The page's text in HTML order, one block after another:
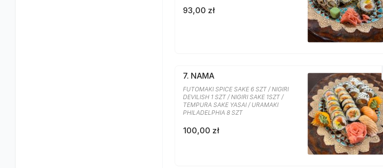
93,00 zł
7. NAMA
FUTOMAKI SPICE SAKE 6 SZT / NIGIRI
DEVILISH 1 SZT / NIGIRI SAKE 1SZT /
TEMPURA SAKE YASAI / URAMAKI
PHILADELPHIA 8 SZT
100,00 zł